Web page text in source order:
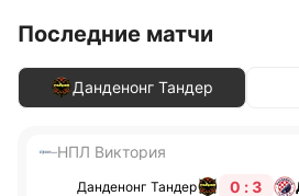
Последние матчи
Данденонг Тандер
НПЛ Виктория
Данденонг Тандер 0 : 3